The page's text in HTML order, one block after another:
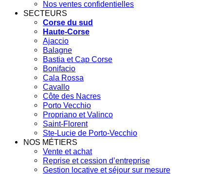
Nos ventes confidentielles
SECTEURS
Corse du sud
Haute-Corse
Ajaccio
Balagne
Bastia et Cap Corse
Bonifacio
Cala Rossa
Cavallo
Côte des Nacres
Porto Vecchio
Propriano et Valinco
Saint-Florent
Ste-Lucie de Porto-Vecchio
NOS MÉTIERS
Vente et achat
Reprise et cession d’entreprise
Gestion locative et séjour sur mesure